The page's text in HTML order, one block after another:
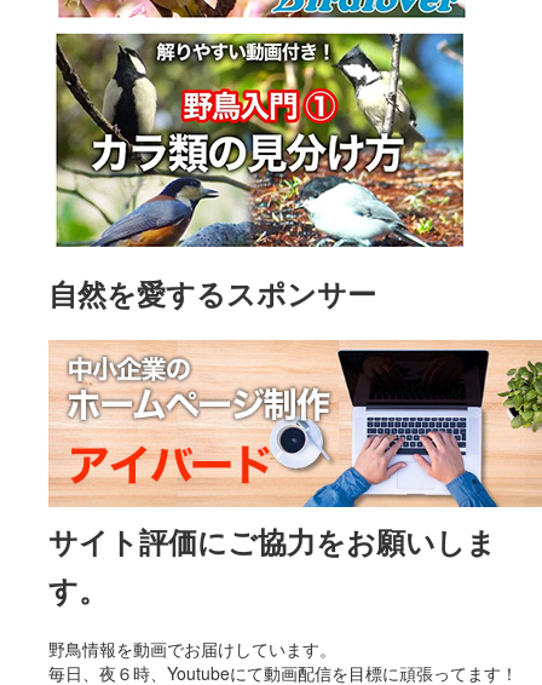
自然を愛するスポンサー
サイト評価にご協力をお願いしま
す。
野鳥情報を動画でお届けしています。
毎日、夜６時、Youtubeにて動画配信を目標に頑張ってます！